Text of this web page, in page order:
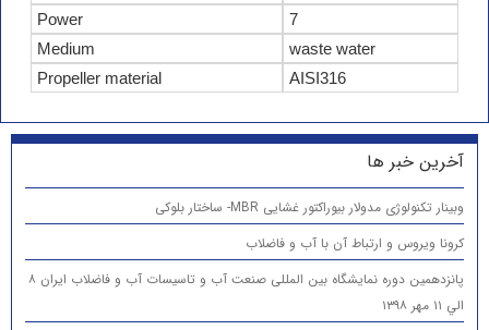
7
Power
waste water
Medium
AISI316
Propeller material
آخرین خبر ها
وبینار تکنولوژی مدولار بیوراکتور غشایی MBR- ساختار بلوکی
کرونا ویروس و ارتباط آن با آب و فاضلاب
پانزدهمين دوره نمایشگاه بین المللی صنعت آب و تاسیسات آب و فاضلاب ایران ۸
الي ۱۱ مهر ۱۳۹۸